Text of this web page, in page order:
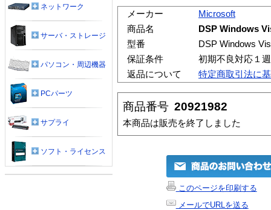
メーカー
Microsoft
商品名
DSP Windows
型番
DSP Windows
保証条件
初期不良対応１
返品について
特定商取引法に
商品番号 20921982
本商品は販売を終了しました
このページを印刷する
メールでURLを送る
ネットワーク
サーバ・ストレージ
パソコン・周辺機器
PCパーツ
サプライ
ソフト・ライセンス